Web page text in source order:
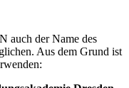
auch der Name des
Aus dem Grund ist